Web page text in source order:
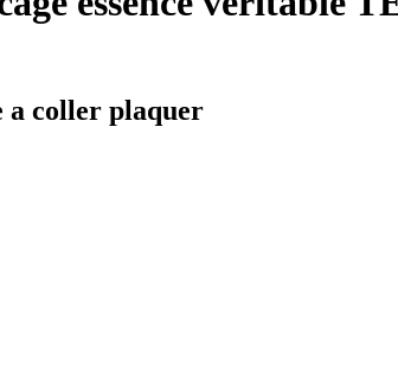
a coller plaquer